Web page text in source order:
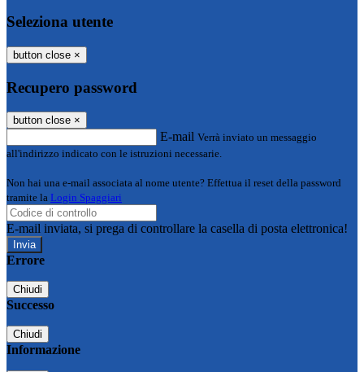
Seleziona utente
button close ×
Recupero password
button close ×
E-mail Verrà inviato un messaggio
all'indirizzo indicato con le istruzioni necessarie.
Non hai una e-mail associata al nome utente? Effettua il reset della password
tramite la Login Spaggiari
E-mail inviata, si prega di controllare la casella di posta elettronica!
Errore
Chiudi
Successo
Chiudi
Informazione